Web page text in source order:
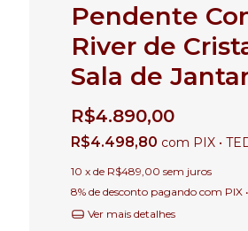
Pendente
River de
Sala de
R$4.890,00
R$4.498,80 com PIX •
10 x de R$489,00 sem juros
8% de desconto pagando com PIX
Ver mais detalhes